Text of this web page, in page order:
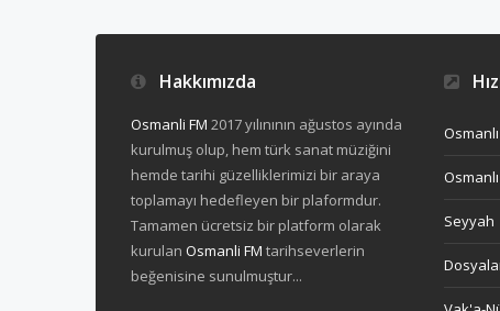
Hakkımızda
Osmanli FM 2017 yılınının ağustos ayında
kurulmuş olup, hem türk sanat müziğini
hemde tarihi güzelliklerimizi bir araya
toplamayı hedefleyen bir plaformdur.
Tamamen ücretsiz bir platform olarak
kurulan Osmanli FM tarihseverlerin
beğenisine sunulmuştur...
Seyyah